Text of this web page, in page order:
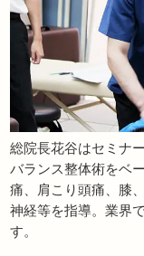
総院長花谷はセミナ
バランス整体術をベ
痛、肩こり頭痛、膝
神経等を指導。業界
す。